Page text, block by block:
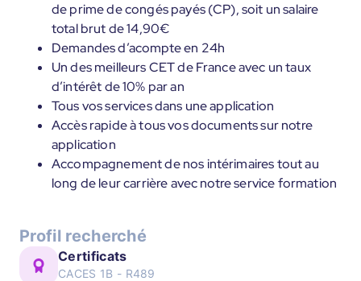
de prime de congés payés (CP), soit un salaire
total brut de 14,90€
Demandes d’acompte en 24h
Un des meilleurs CET de France avec un taux
d’intérêt de 10% par an
Tous vos services dans une application
Accès rapide à tous vos documents sur notre
application
Accompagnement de nos intérimaires tout au
long de leur carrière avec notre service formation
Profil recherché
Certificats
CACES 1B - R489